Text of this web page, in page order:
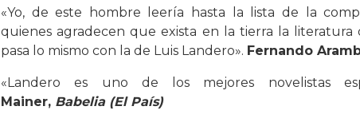
«Yo, de este hombre leería hasta la lista de la
quienes agradecen que exista en la tierra la literatura
pasa lo mismo con la de Luis Landero». Fernando
«Landero es uno de los mejores novelistas
Mainer, Babelia (El País)